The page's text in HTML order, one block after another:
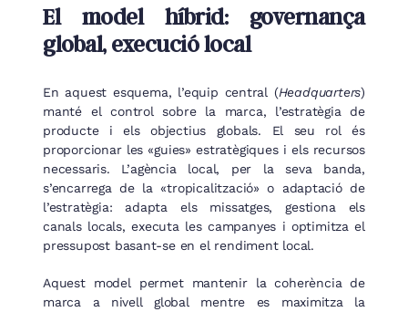
El model híbrid: governança
global, execució local
En aquest esquema, l’equip central (Headquarters)
manté el control sobre la marca, l’estratègia de
producte i els objectius globals. El seu rol és
proporcionar les «guies» estratègiques i els recursos
necessaris. L’agència local, per la seva banda,
s’encarrega de la «tropicalització» o adaptació de
l’estratègia: adapta els missatges, gestiona els
canals locals, executa les campanyes i optimitza el
pressupost basant-se en el rendiment local.
Aquest model permet mantenir la coherència de
marca a nivell global mentre es maximitza la